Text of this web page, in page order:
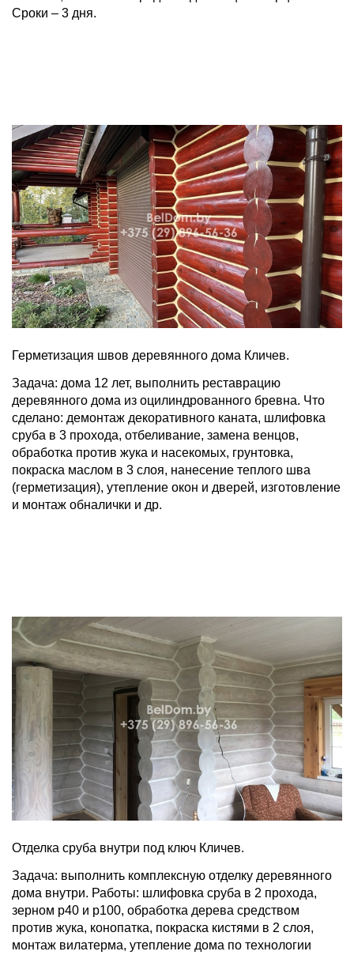
Сроки – 3 дня.
Герметизация швов деревянного дома Кличев.
Задача: дома 12 лет, выполнить реставрацию
деревянного дома из оцилиндрованного бревна. Что
сделано: демонтаж декоративного каната, шлифовка
сруба в 3 прохода, отбеливание, замена венцов,
обработка против жука и насекомых, грунтовка,
покраска маслом в 3 слоя, нанесение теплого шва
(герметизация), утепление окон и дверей, изготовление
и монтаж обналички и др.
Отделка сруба внутри под ключ Кличев.
Задача: выполнить комплексную отделку деревянного
дома внутри. Работы: шлифовка сруба в 2 прохода,
зерном р40 и р100, обработка дерева средством
против жука, конопатка, покраска кистями в 2 слоя,
монтаж вилатерма, утепление дома по технологии